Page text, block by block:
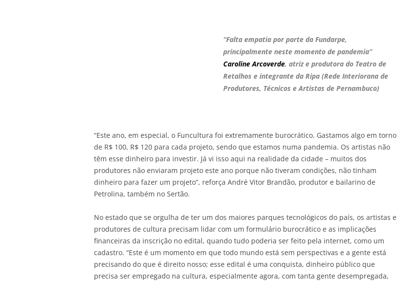
“Falta empatia por parte da Fundarpe,
principalmente neste momento de pandemia”
Caroline Arcoverde, atriz e produtora do Teatro de
Retalhos e integrante da Ripa (Rede Interiorana de
Produtores, Técnicos e Artistas de Pernambuco)
“Este ano, em especial, o Funcultura foi extremamente burocrático. Gastamos algo em torno
de R$ 100, R$ 120 para cada projeto, sendo que estamos numa pandemia. Os artistas não
têm esse dinheiro para investir. Já vi isso aqui na realidade da cidade – muitos dos
produtores não enviaram projeto este ano porque não tiveram condições, não tinham
dinheiro para fazer um projeto”, reforça André Vitor Brandão, produtor e bailarino de
Petrolina, também no Sertão.
No estado que se orgulha de ter um dos maiores parques tecnológicos do país, os artistas e
produtores de cultura precisam lidar com um formulário burocrático e as implicações
financeiras da inscrição no edital, quando tudo poderia ser feito pela internet, como um
cadastro. “Este é um momento em que todo mundo está sem perspectivas e a gente está
precisando do que é direito nosso; esse edital é uma conquista, dinheiro público que
precisa ser empregado na cultura, especialmente agora, com tanta gente desempregada,